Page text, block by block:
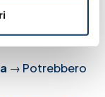
cardiaco
→ Potrebbero